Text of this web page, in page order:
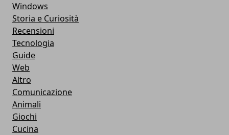
Windows
Storia e Curiosità
Recensioni
Tecnologia
Guide
Web
Altro
Comunicazione
Animali
Giochi
Cucina